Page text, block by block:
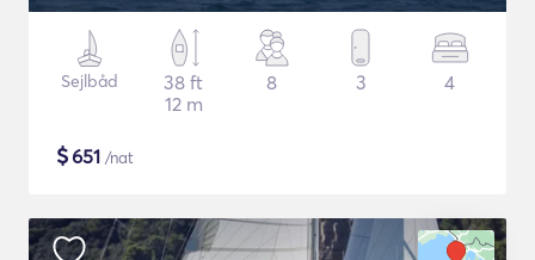
Sejlbåd
38 ft
12 m
8 3 4
$651 /nat